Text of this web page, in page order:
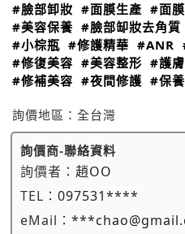
#臉部卸妝 #面膜生產 #面
#美容保養 #臉部缷妝去角質
#小棕瓶 #修護精華 #ANR
#修復美容 #美容整形 #護
#修補美容 #夜間修護 #保
詢價地區： 全台灣
詢價商-聯絡資料
詢價者： 趙OO
TEL： 097531****
eMail：